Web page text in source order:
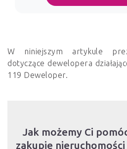
W niniejszym artykule
dotyczące dewelopera
119 Deweloper.
Jak możemy Ci
zakupie